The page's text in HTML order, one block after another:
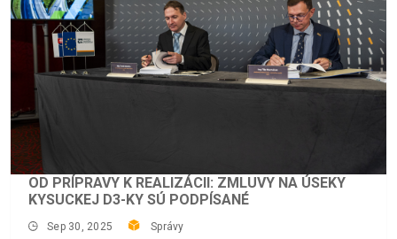
OD PRÍPRAVY K REALIZÁCII: ZMLUVY NA ÚSEKY
KYSUCKEJ D3-KY SÚ PODPÍSANÉ
Sep 30, 2025 Správy